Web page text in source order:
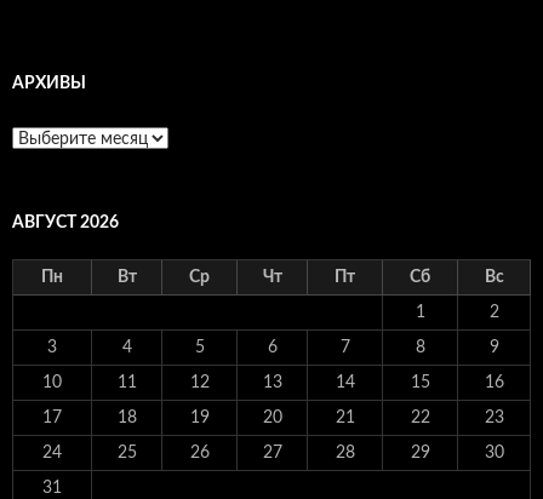
АРХИВЫ
Архивы
АВГУСТ 2026
Пн Вт Ср Чт Пт Сб Вс
1 2
3 4 5 6 7 8 9
10 11 12 13 14 15 16
17 18 19 20 21 22 23
24 25 26 27 28 29 30
31